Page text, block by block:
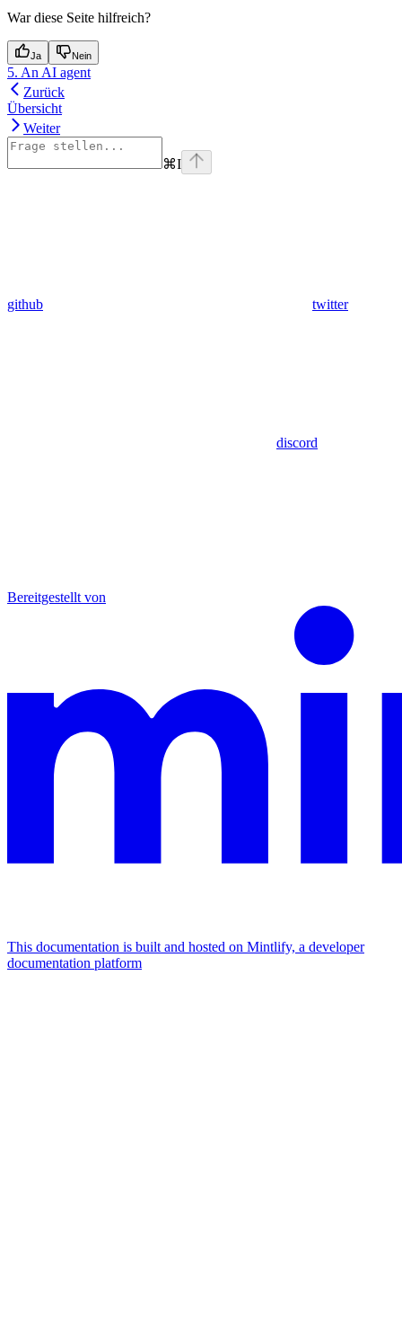
War diese Seite hilfreich?
Ja Nein
5. An AI agent
Zurück
Übersicht
Weiter
⌘I
github twitter
discord
Bereitgestellt von
This documentation is built and hosted on Mintlify, a developer
documentation platform